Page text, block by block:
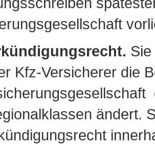
Kfz-Versicherer die
ändert.